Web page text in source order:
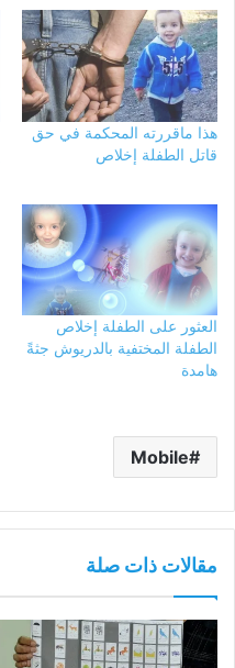
هذا ماقررته المحكمة في حق
قاتل الطفلة إخلاص
العثور على الطفلة إخلاص
الطفلة المختفية بالدريوش جثةً
هامدة
Mobile
مقالات ذات صلة